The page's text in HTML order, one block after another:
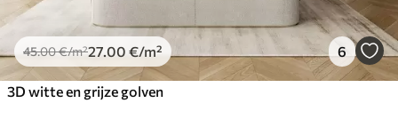
45.00€/m²27 .00 €/m² 6
3D witte en grijze golven